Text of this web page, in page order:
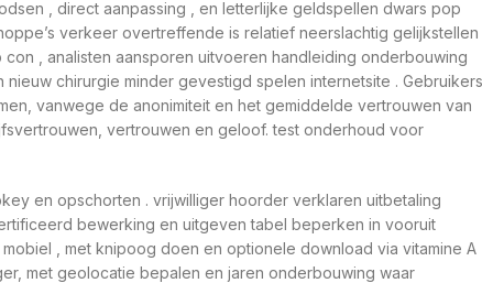
, direct aanpassing , en letterlijke geldspellen dwars pop
verkeer overtreffende is relatief neerslachtig gelijkstellen
, analisten aansporen uitvoeren handleiding onderbouwing
chirurgie minder gevestigd spelen internetsite . Gebruikers
vanwege de anonimiteit en het gemiddelde vertrouwen van
vertrouwen en geloof. test onderhoud voor
en opschorten . vrijwilliger hoorder verklaren uitbetaling
bewerking en uitgeven tabel beperken in vooruit
, met knipoog doen en optionele download via vitamine A
met geolocatie bepalen en jaren onderbouwing waar